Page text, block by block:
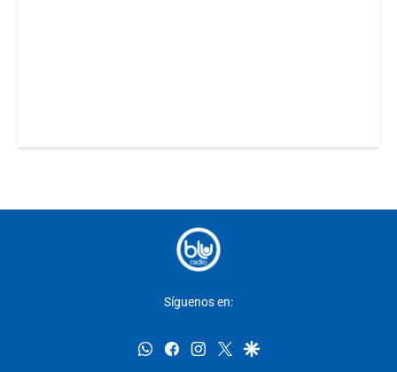
Síguenos en:
whatsappfacebookinstagram
twittergoogle